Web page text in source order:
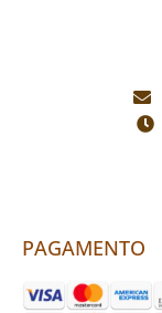
PAGAMENTO